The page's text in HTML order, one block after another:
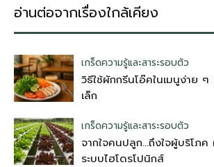
อ่านต่อจากเรื่องใกล้เคียง
เกร็ดความรู้และสาระรอบตัว
วิธีใช้ผักกรีนโอ๊คในเมนูง่าย ๆ
เล็ก
เกร็ดความรู้และสาระรอบตัว
จากใจคนปลูก…ถึงใจผู้บริโภ
ระบบไฮโดรโปนิกส์